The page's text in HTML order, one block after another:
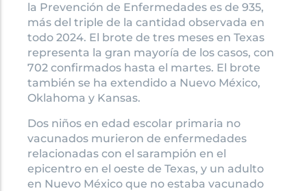
la Prevención de Enfermedades es de 935,
más del triple de la cantidad observada en
todo 2024. El brote de tres meses en Texas
representa la gran mayoría de los casos, con
702 confirmados hasta el martes. El brote
también se ha extendido a Nuevo México,
Oklahoma y Kansas.
Dos niños en edad escolar primaria no
vacunados murieron de enfermedades
relacionadas con el sarampión en el
epicentro en el oeste de Texas, y un adulto
en Nuevo México que no estaba vacunado